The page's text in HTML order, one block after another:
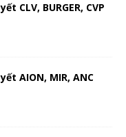
CLV, BURGER, CVP
AION, MIR, ANC